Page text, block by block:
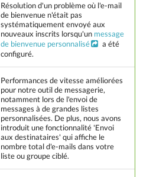
Résolution d'un problème où l'e-mail
de bienvenue n'était pas
systématiquement envoyé aux
nouveaux inscrits lorsqu'un message
de bienvenue personnalisé
a été
configuré.
Performances de vitesse améliorées
pour notre outil de messagerie,
notamment lors de l'envoi de
messages à de grandes listes
personnalisées. De plus, nous avons
introduit une fonctionnalité 'Envoi
aux destinataires' qui affiche le
nombre total d'e-mails dans votre
liste ou groupe ciblé.